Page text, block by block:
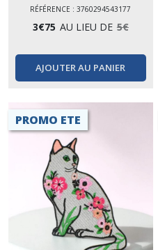
RÉFÉRENCE : 3760294543177
3€75 AU LIEU DE 5€
AJOUTER AU PANIER
PROMO ETE